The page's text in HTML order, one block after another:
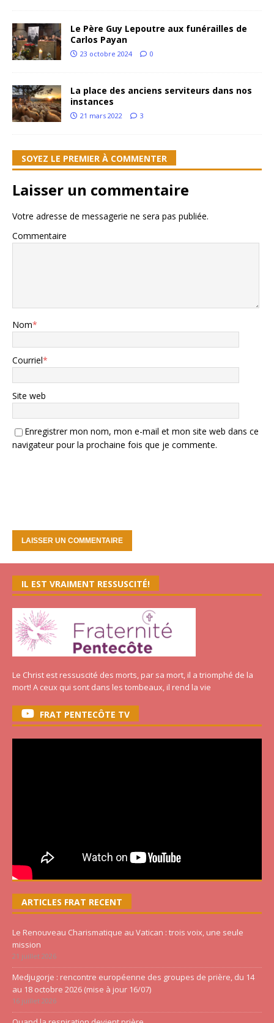
Le Père Guy Lepoutre aux funérailles de
Carlos Payan
23 octobre 2024 0
La place des anciens serviteurs dans nos
instances
21 mars 2022 3
SOYEZ LE PREMIER À COMMENTER
Laisser un commentaire
Votre adresse de messagerie ne sera pas publiée.
Commentaire
Nom*
Courriel*
Site web
Enregistrer mon nom, mon e-mail et mon site web dans ce
navigateur pour la prochaine fois que je commente.
IL EST VRAIMENT RESSUSCITÉ!
Le Christ est ressuscité des morts, par sa mort, il a triomphé de la
mort! A ceux qui sont dans les tombeaux, il rend la vie
FRAT PENTECÔTE TV
ARTICLES FRAT RECENT
Le Renouveau Charismatique au Vatican : trois voix, une seule
mission
21 juillet 2026
Medjugorje : rencontre européenne des groupes de prière, du 14
au 18 octobre 2026 (mise à jour 16/07)
16 juillet 2026